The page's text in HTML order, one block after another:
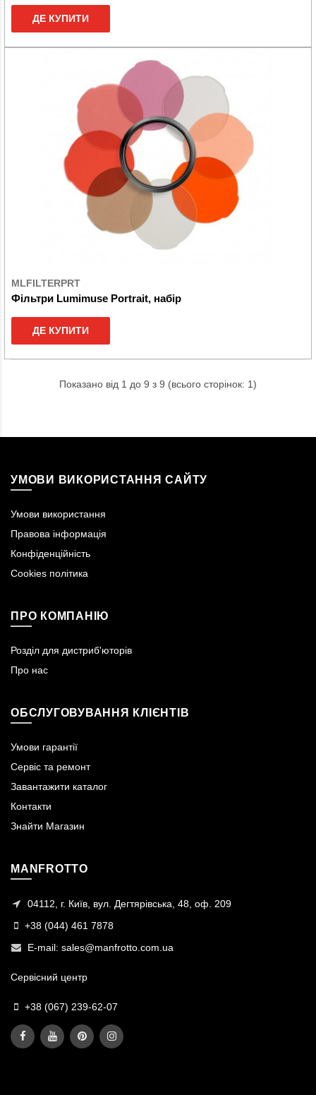
ДЕ КУПИТИ
MLFILTERPRT
Фільтри Lumimuse Portrait, набір
ДЕ КУПИТИ
Показано від 1 до 9 з 9 (всього сторінок: 1)
УМОВИ ВИКОРИСТАННЯ САЙТУ
Умови використання
Правова інформація
Конфіденційність
Cookies політика
ПРО КОМПАНІЮ
Розділ для дистриб'юторів
Про нас
ОБСЛУГОВУВАННЯ КЛІЄНТІВ
Умови гарантії
Сервіс та ремонт
Завантажити каталог
Контакти
Знайти Магазин
MANFROTTO
04112, г. Київ, вул. Дегтярівська, 48, оф. 209
+38 (044) 461 7878
E-mail: sales@manfrotto.com.ua
Сервісний центр
+38 (067) 239-62-07